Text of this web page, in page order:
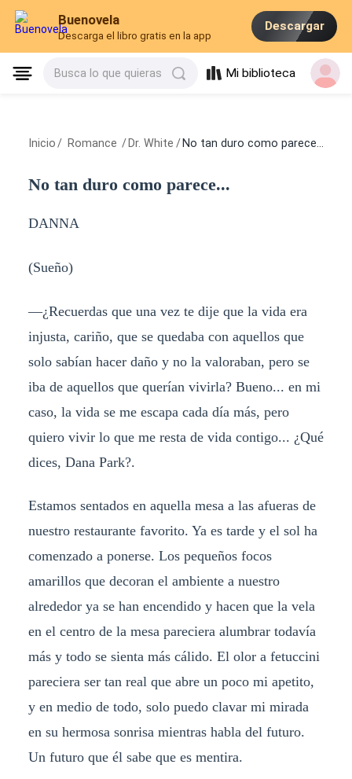
Buenovela
Descarga el libro gratis en la app
Descargar
Busca lo que quieras Mi biblioteca
Inicio / Romance / Dr. White / No tan duro como parece...
No tan duro como parece...
DANNA
(Sueño)
—¿Recuerdas que una vez te dije que la vida era
injusta, cariño, que se quedaba con aquellos que
solo sabían hacer daño y no la valoraban, pero se
iba de aquellos que querían vivirla? Bueno... en mi
caso, la vida se me escapa cada día más, pero
quiero vivir lo que me resta de vida contigo... ¿Qué
dices, Dana Park?.
Estamos sentados en aquella mesa a las afueras de
nuestro restaurante favorito. Ya es tarde y el sol ha
comenzado a ponerse. Los pequeños focos
amarillos que decoran el ambiente a nuestro
alrededor ya se han encendido y hacen que la vela
en el centro de la mesa pareciera alumbrar todavía
más y todo se sienta más cálido. El olor a fetuccini
pareciera ser tan real que abre un poco mi apetito,
y en medio de todo, solo puedo clavar mi mirada
en su hermosa sonrisa mientras habla del futuro.
Un futuro que él sabe que es mentira.